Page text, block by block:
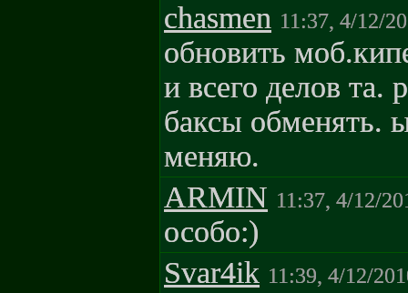
chasmen 11:37, 4/12/
обновить
и всего делов та.
баксы обменять.
меняю.
ARMIN 11:37, 4/12/
особо:)
Svar4ik 11:39, 4/12/